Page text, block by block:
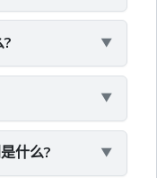
什么?